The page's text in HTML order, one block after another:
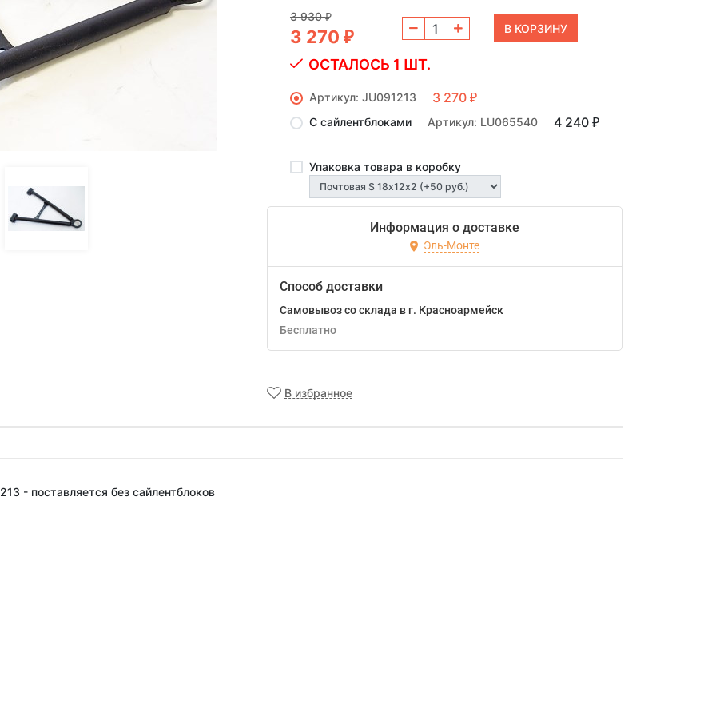
3 930₽
3 270 ₽
ОСТАЛОСЬ 1 ШТ.
Артикул: JU091213 3 270 ₽
С сайлентблоками
Артикул: LU065540 4 240 ₽
Упаковка товара в коробку
Информация о доставке
Эль-Монте
Способ доставки
Самовывоз со склада в г. Красноармейск
Бесплатно
В избранное
- поставляется без сайлентблоков